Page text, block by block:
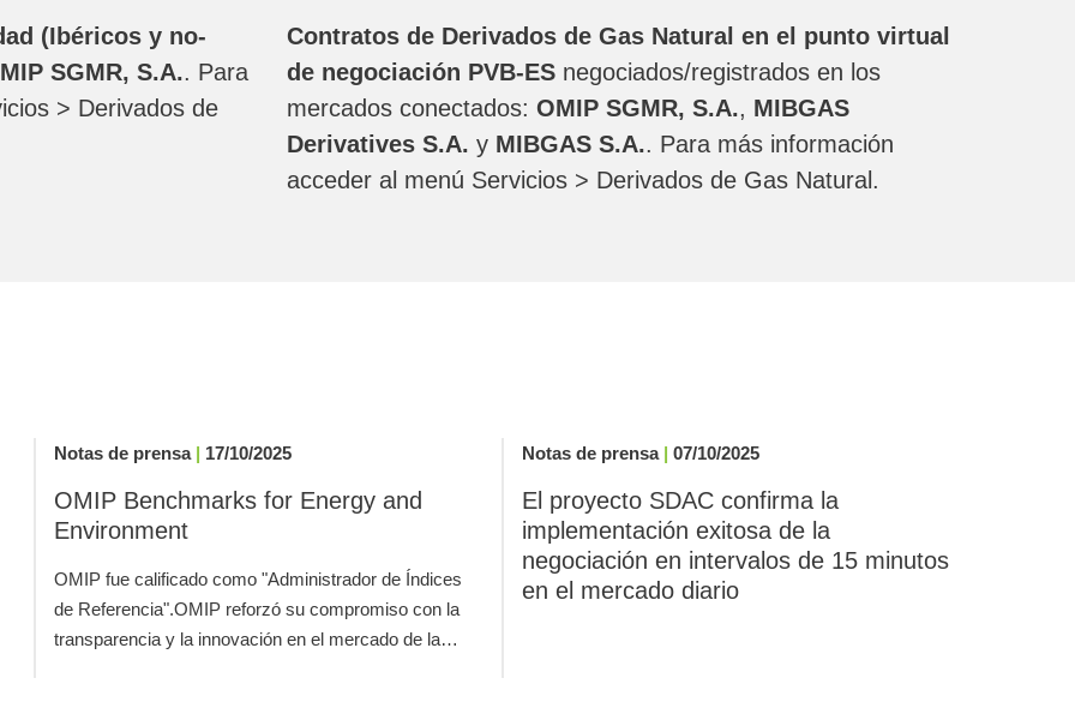
(Ibéricos y no-
SGMR, S.A.. Para
> Derivados de
Contratos de Derivados de Gas Natural en el punto virtual
de negociación PVB-ES negociados/registrados en los
mercados conectados: OMIP SGMR, S.A., MIBGAS
Derivatives S.A. y MIBGAS S.A.. Para más información
acceder al menú Servicios > Derivados de Gas Natural.
Notas de prensa | 17/10/2025
OMIP Benchmarks for Energy and
Environment
OMIP fue calificado como "Administrador de Índices
de Referencia".OMIP reforzó su compromiso con la
transparencia y la innovación en el mercado de la…
Notas de prensa |07/10/2025
El proyecto SDAC confirma la
implementación exitosa de la
negociación en intervalos de 15 minutos
en el mercado diario